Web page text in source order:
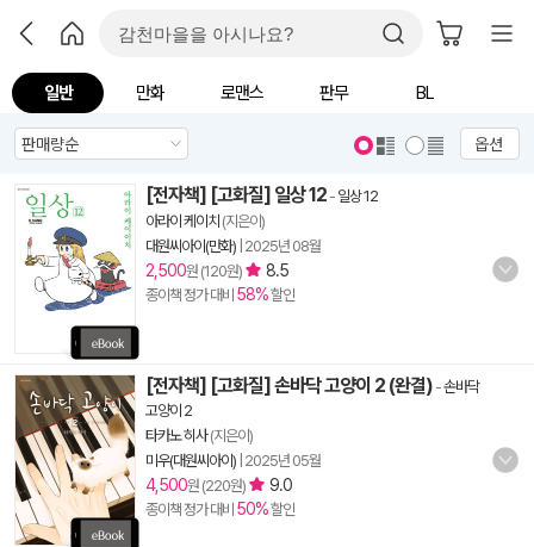
일반 만화 로맨스 판무 BL
옵션
[전자책] [고화질] 일상 12 - 일상 12
아라이 케이치 (지은이)
대원씨아이(만화) 2025년 08월
2,500원 (120원) 8.5
종이책 정가 대비 58%할인
[전자책] [고화질] 손바닥 고양이 2 (완결) -손바닥
고양이 2
타카노 히사(지은이)
미우(대원씨아이) 2025년 05월
4,500원 (220원) 9.0
종이책 정가 대비 50%할인